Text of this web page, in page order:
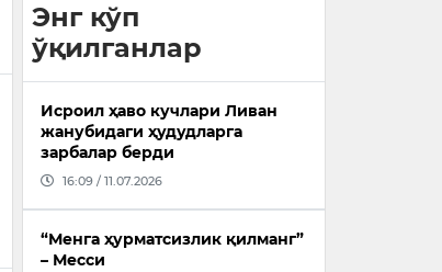
Энг кўп
ўқилганлар
Исроил ҳаво кучлари Ливан
жанубидаги ҳудудларга
зарбалар берди
16:09 / 11.07.2026
“Менга ҳурматсизлик қилманг”
– Месси